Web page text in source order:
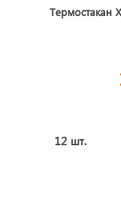
Термостакан
12 шт.